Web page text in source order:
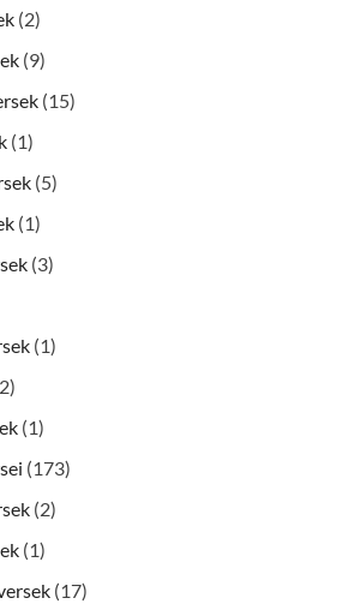
(2)
(9)
(15)
(1)
(5)
(1)
(3)
(1)
(1)
(173)
(2)
(1)
(17)